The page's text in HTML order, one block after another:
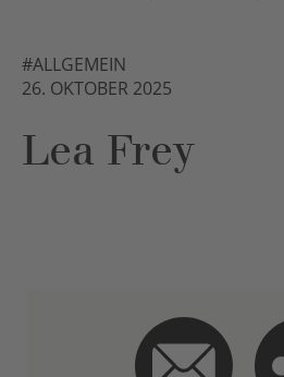
#ALLGEMEIN
26. OKTOBER 2025
Lea Frey